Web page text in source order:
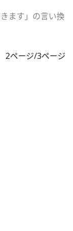
ます」の言い換
2ページ/3ページ